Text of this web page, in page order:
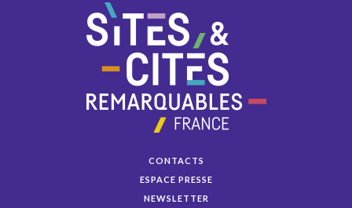
CONTACTS
ESPACE PRESSE
NEWSLETTER